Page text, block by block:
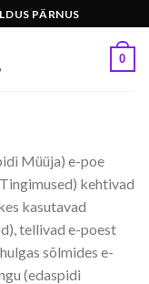
PÄRNUS
0
Müüja) e-poe
kehtivad
kasutavad
tellivad e-poest
sõlmides e-
(edaspidi